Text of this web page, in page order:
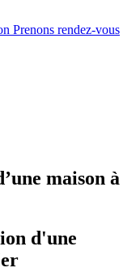
Prenons rendez-vous
maison à
d'une